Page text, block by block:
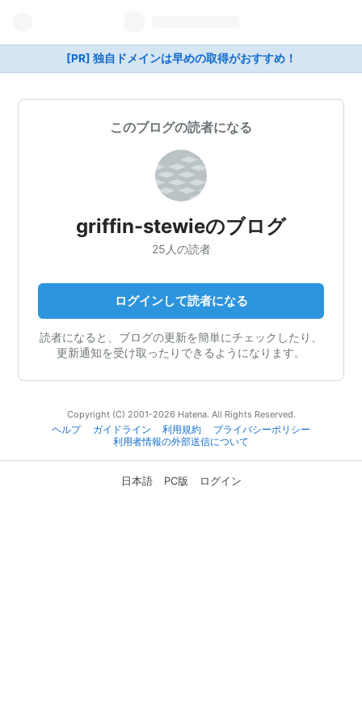
[PR] 独自ドメインは早めの取得がおすすめ！
このブログの読者になる
griffin-stewieのブログ
25人の読者
ログインして読者になる
読者になると、ブログの更新を簡単にチェックしたり、
更新通知を受け取ったりできるようになります。
Copyright (C) 2001-2026 Hatena. All Rights Reserved.
ヘルプ
ガイドライン 利用規約
プライバシーポリシー
利用者情報の外部送信について
日本語 PC版 ログイン